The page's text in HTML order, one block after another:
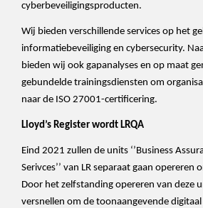
cyberbeveiligingsproducten.
Wij bieden verschillende services op het
informatiebeveiliging en cybersecurity.
bieden wij ook gapanalyses en op maat
gebundelde trainingsdiensten om
naar de ISO 27001-certificering.
Lloyd’s Register wordt LRQA
Eind 2021 zullen de units ‘’Business
Serivces’’ van LR separaat gaan opereren
Door het zelfstanding opereren van deze
versnellen om de toonaangevende